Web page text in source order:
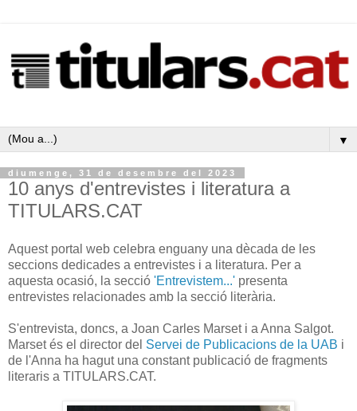
▼
diumenge, 31 de desembre del 2023
10 anys d'entrevistes i literatura a
TITULARS.CAT
Aquest portal web celebra enguany una dècada de les
seccions dedicades a entrevistes i a literatura. Per a
aquesta ocasió, la secció 'Entrevistem...' presenta
entrevistes relacionades amb la secció literària.
S'entrevista, doncs, a Joan Carles Marset i a Anna Salgot.
Marset és el director del Servei de Publicacions de la UAB i
de l'Anna ha hagut una constant publicació de fragments
literaris a TITULARS.CAT.